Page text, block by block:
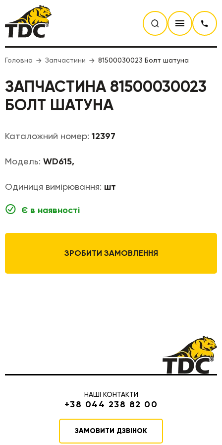
Головна Запчастини 81500030023 Болт шатуна
ЗАПЧАСТИНА 81500030023
БОЛТ ШАТУНА
Каталожний номер: 12397
Модель: WD615,
Одиниця вимірювання: шт
Є в наявності
ЗРОБИТИ ЗАМОВЛЕННЯ
НАШІ КОНТАКТИ
+38 044 238 82 00
ЗАМОВИТИ ДЗВІНОК